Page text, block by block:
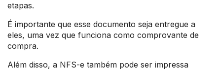
etapas.
É importante que esse documento seja entregue a
eles, uma vez que funciona como comprovante de
compra.
Além disso, a NFS-e também pode ser impressa